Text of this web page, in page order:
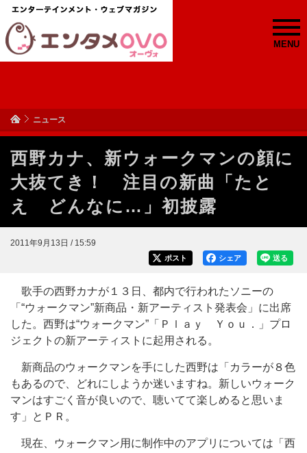
MENU
ニュース
西野カナ、新ウォークマンの顔に
大抜てき！ 注目の新曲「たと
え どんなに…」初披露
2011年9月13日 / 15:59
送る
シェア
ポスト
歌手の西野カナが１３日、都内で行われたソニーの
「“ウォークマン”新商品・新アーティスト発表会」に出席
した。西野は“ウォークマン”「Ｐｌａｙ Ｙｏｕ．」プロ
ジェクトの新アーティストに起用される。
新商品のウォークマンを手にした西野は「カラーが８色
もあるので、どれにしようか迷いますね。新しいウォーク
マンはすごく音が良いので、聴いてて楽しめると思いま
す」とＰＲ。
現在、ウォークマン用に制作中のアプリについては「西